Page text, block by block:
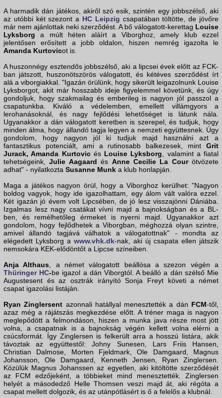
A harmadik dán játékos, akiről szó esik, szintén egy jobbszélső, aki
az utóbbi két szezont a HC Leipzig csapatában töltötte, de jövőre
már nem ajánlottak neki szerződést. A bő válogatott-kerettag Louise
Lyksborg a múlt héten aláírt a Viborghoz, amely klub ezzel
jelentősen erősített a jobb oldalon, hiszen nemrég igazolta le
Amanda Kurtovicot is.
A huszonnégy esztendős jobbszélső, aki a lipcsei évek előtt az FCK-
ban játszott, huszonötszörös válogatott, és kétéves szerződést írt
alá a viborgiakkal. "Igazán örülünk, hogy sikerült leigazolnunk Louise
Lyksborgot, akit már hosszabb ideje figyelemmel követünk, és úgy
gondoljuk, hogy szakmailag és emberileg is nagyon jól passzol a
csapatunkba. Kiváló a védelemben, emellett villámgyors a
lerohanásoknál, és nagy fejlődési lehetőséget is látunk nála.
Ugyanakkor a dán válogatott keretben is szerepel, és tudjuk, hogy
minden álma, hogy állandó tagja legyen a nemzeti együttesnek. Úgy
gondolom, hogy nagyon jól ki tudjuk majd használni azt a
fantasztikus potenciált, ami a rutinosabb balkezesek, mint Grit
Jurack, Amanda Kurtovicés Louise Lyksborg, valamint a fiatal
tehetségeink,Julie Aagaard és Anne Cecilie La Courötvözete
adhat" - nyilatkozta Susanne Munk a klub honlapján.
Maga a játékos nagyon örül, hogy a Viborghoz kerülhet: "Nagyon
boldog vagyok, hogy ide igazolhattam, egy álom vált valóra ezzel.
Két igazán jó évem volt Lipcsében, de jó lesz visszajönni Dániába.
Izgalmas lesz nagy csatákat vívni majd a bajnokságban és a BL-
ben, és remélhetőleg érmeket is nyerni majd. Ugyanakkor azt
gondolom, hogy fejlődhetek a Viborgban, méghozzá olyan szintre,
amivel állandó tagjává válhatok a válogatottnak" - mondta az
elégedett Lyksborg a www.vhk.dk-nak, aki új csapata ellen játszik
nemsokára KEK-elődöntőt a Lipcse színeiben.
Anja Althaus, a német válogatott beállósa a szezon végén a
Thüringer HC-be igazol a dán Viborgtól. A beálló a dán szélső Mie
Augustesent és az osztrák irányító Sonja Freyt követi a német
csapat igazolási listáján.
Ryan Zinglersent azonnali hatállyal menesztették a dán FCM-től,
azaz még a rájátszás megkezdése előtt. A tréner maga is nagyon
meglepődött a felmondáson, hiszen a munka java része most jött
volna, a csapatnak is a bajnokság végén kellett volna elérni a
csúcsformát. Így Zinglersen is felkerült arra a hosszú listára, akik
távoztak az együttestől: Johny Sunesen, Lars Friis Hansen,
Christian Dalmose, Morten Fjeldmark, Ole Damgaard, Magnus
Johansson, Ole Damgaard, Kenneth Jensen, Ryan Zinglersen.
Közülük Magnus Johanssen az egyetlen, aki kitöltötte szerződését
az FCM edzőjeként, a többieket mind menesztették. Zinglersen
helyét a másodedző Helle Thomsen veszi majd át, aki régóta a
csapat mellett dolgozik, és az utánpótlásért is ő a felelős a klubnál.